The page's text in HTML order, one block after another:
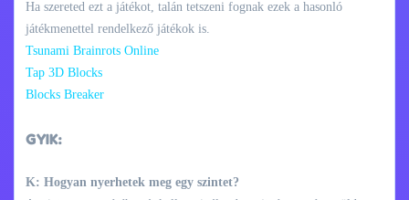
Ha szereted ezt a játékot, talán tetszeni fognak ezek a hasonló
játékmenettel rendelkező játékok is.
Tsunami Brainrots Online
Tap 3D Blocks
Blocks Breaker
GYIK:
K: Hogyan nyerhetek meg egy szintet?